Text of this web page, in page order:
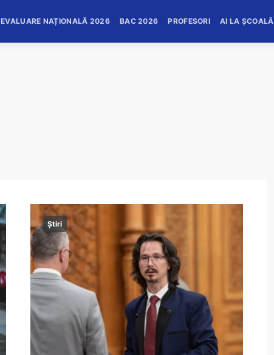
EVALUARE NAȚIONALĂ 2026 BAC 2026 PROFESORI AI LA ȘCOALĂ
Știri